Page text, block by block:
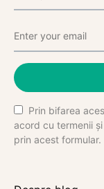
Prin bifarea
acord cu termenii
prin acest formular.